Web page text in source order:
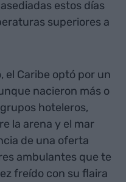
estos días
superiores a
el Caribe optó por un
nacieron más o
hoteleros,
la arena y el mar
de una oferta
ambulantes que te
freído con su flaira